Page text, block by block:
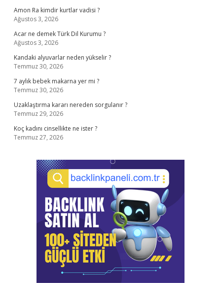
Amon Ra kimdir kurtlar vadisi ?
Ağustos 3, 2026
Acar ne demek Türk Dil Kurumu ?
Ağustos 3, 2026
Kandaki alyuvarlar neden yükselir ?
Temmuz 30, 2026
7 aylık bebek makarna yer mi ?
Temmuz 30, 2026
Uzaklaştırma kararı nereden sorgulanır ?
Temmuz 29, 2026
Koç kadını cinsellikte ne ister ?
Temmuz 27, 2026